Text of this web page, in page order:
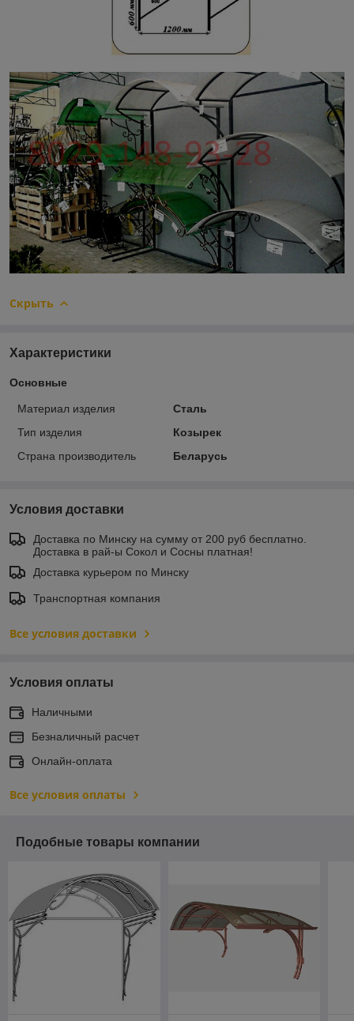
Скрыть
Характеристики
Основные
Материал изделия
Сталь
Тип изделия
Козырек
Страна производитель
Беларусь
Условия доставки
Доставка по Минску на сумму от 200 руб бесплатно.
Доставка в рай-ы Сокол и Сосны платная!
Доставка курьером по Минску
Транспортная компания
Все условия доставки
Условия оплаты
Наличными
Безналичный расчет
Онлайн-оплата
Все условия оплаты
Подобные товары компании